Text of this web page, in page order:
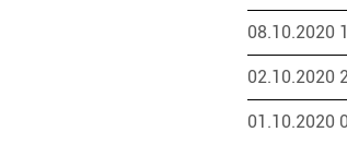
08.10.2020
02.10.2020
01.10.2020